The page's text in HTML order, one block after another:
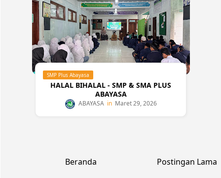
SMP Plus Abayasa
HALAL BIHALAL - SMP & SMA PLUS
ABAYASA
ABAYASA Maret 29, 2026
Postingan Lama
Beranda